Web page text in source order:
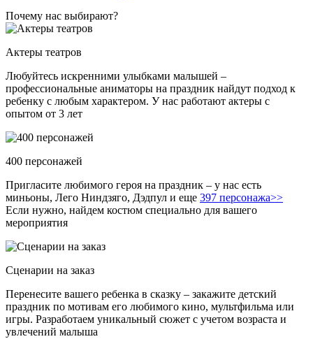
Почему нас выбирают?
Актеры театров
Любуйтесь искренними улыбками малышей –
профессиональные аниматоры на праздник найдут подход к
ребенку с любым характером. У нас работают актеры с
опытом от 3 лет
400 персонажей
Пригласите любимого героя на праздник – у нас есть
миньоны, Лего Ниндзяго, Дэдпул и еще 397 персонажа>>
Если нужно, найдем костюм специально для вашего
мероприятия
Сценарии на заказ
Перенесите вашего ребенка в сказку – закажите детский
праздник по мотивам его любимого кино, мультфильма или
игры. Разработаем уникальный сюжет с учетом возраста и
увлечений малыша